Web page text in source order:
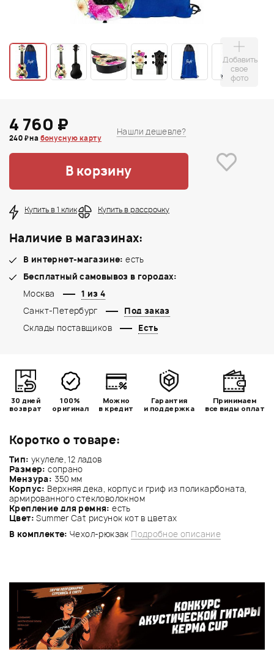
Добавить
свое
фото
Коротко о товаре:
Тип: укулеле, 12 ладов
Размер:сопрано
Мензура: 350 мм
Корпус: Верхняя дека, корпус и гриф из поликарбоната,
армированного стекловолокном
Крепление для ремня: есть
Цвет: Summer Cat рисунок кот в цветах
В комплекте:Чехол-рюкзак Подробное описание
4 760 ₽
240 ₽ на бонусную карту
Нашли дешевле?
В корзину
Купить в 1 клик Купить в рассрочку
Наличие в магазинах:
В интернет-магазине: есть
Бесплатный самовывоз в городах:
Москва
1 из 4
Санкт-Петербург
Под заказ
Склады поставщиков
Есть
30 дней
возврат
100%
оригинал
Можно
в кредит
Гарантия
и поддержка
Принимаем
все виды оплат